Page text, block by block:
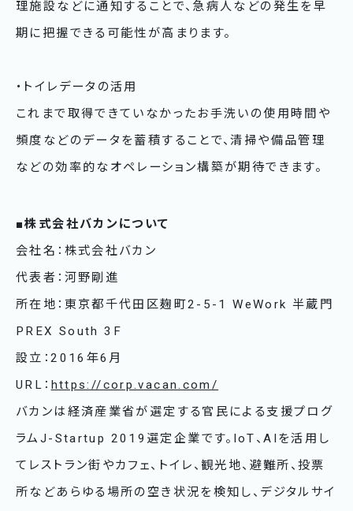
理施設などに通知することで、急病人などの発生を早
期に把握できる可能性が高まります。
・トイレデータの活用
これまで取得できていなかったお手洗いの使用時間や
頻度などのデータを蓄積することで、清掃や備品管理
などの効率的なオペレーション構築が期待できます。
■株式会社バカンについて
会社名：株式会社バカン
代表者：河野剛進
所在地：東京都千代田区麹町2-5-1 WeWork 半蔵門
PREX South 3F
設立：2016年6月
URL： https://corp.vacan.com/
バカンは経済産業省が選定する官民による支援プログ
ラムJ-Startup 2019選定企業です。IoT、AIを活用し
てレストラン街やカフェ、トイレ、観光地、避難所、投票
所などあらゆる場所の空き状況を検知し、デジタルサイ